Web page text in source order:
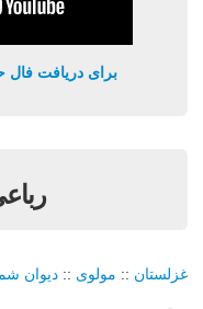
برای دریافت فال
غزلستان :: مولوی :: دیوان